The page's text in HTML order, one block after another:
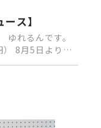
ス】
れるんです。
8月5日より順